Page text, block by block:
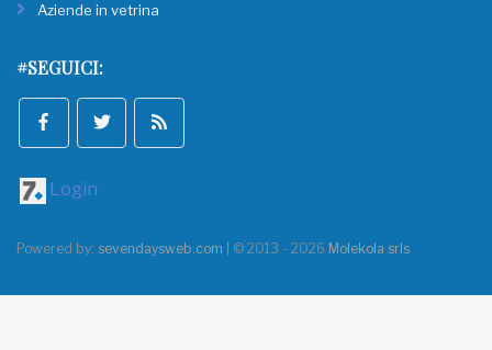
Aziende in vetrina
#SEGUICI:
Login
Powered by: sevendaysweb.com | © 2013 - 2026 Molekola srls